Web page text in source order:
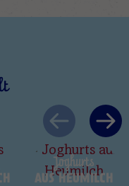
Joghurts
AUS HEUMILCH